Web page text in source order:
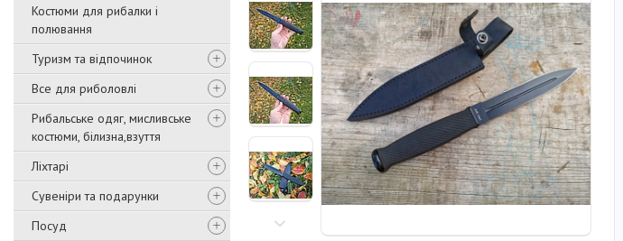
Костюми для рибалки і
полювання
Туризм та відпочинок
Все для риболовлі
Рибальське одяг, мисливське
костюми, білизна,взуття
Ліхтарі
Сувеніри та подарунки
Посуд